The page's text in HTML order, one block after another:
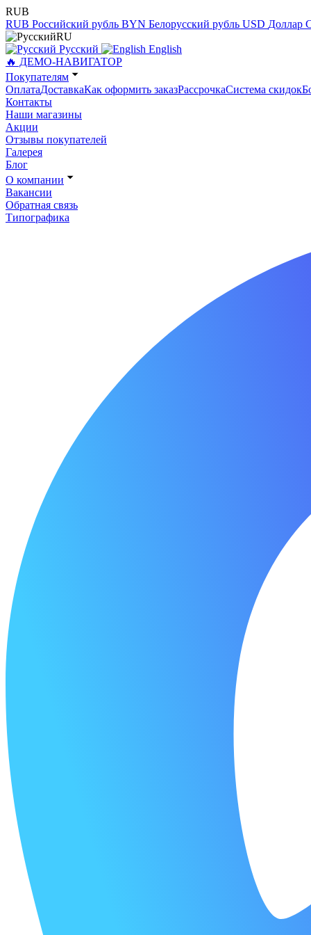
RUB
RUB Российский рубль BYN Белорусский рубль USD
RU
Русский
English
🔥 ДЕМО-НАВИГАТОР
Покупателям
ОплатаДоставкаКак оформить заказРассрочкаСистема скидок
Контакты
Наши магазины
Акции
Отзывы покупателей
Галерея
Блог
О компании
Вакансии
Обратная связь
Типографика